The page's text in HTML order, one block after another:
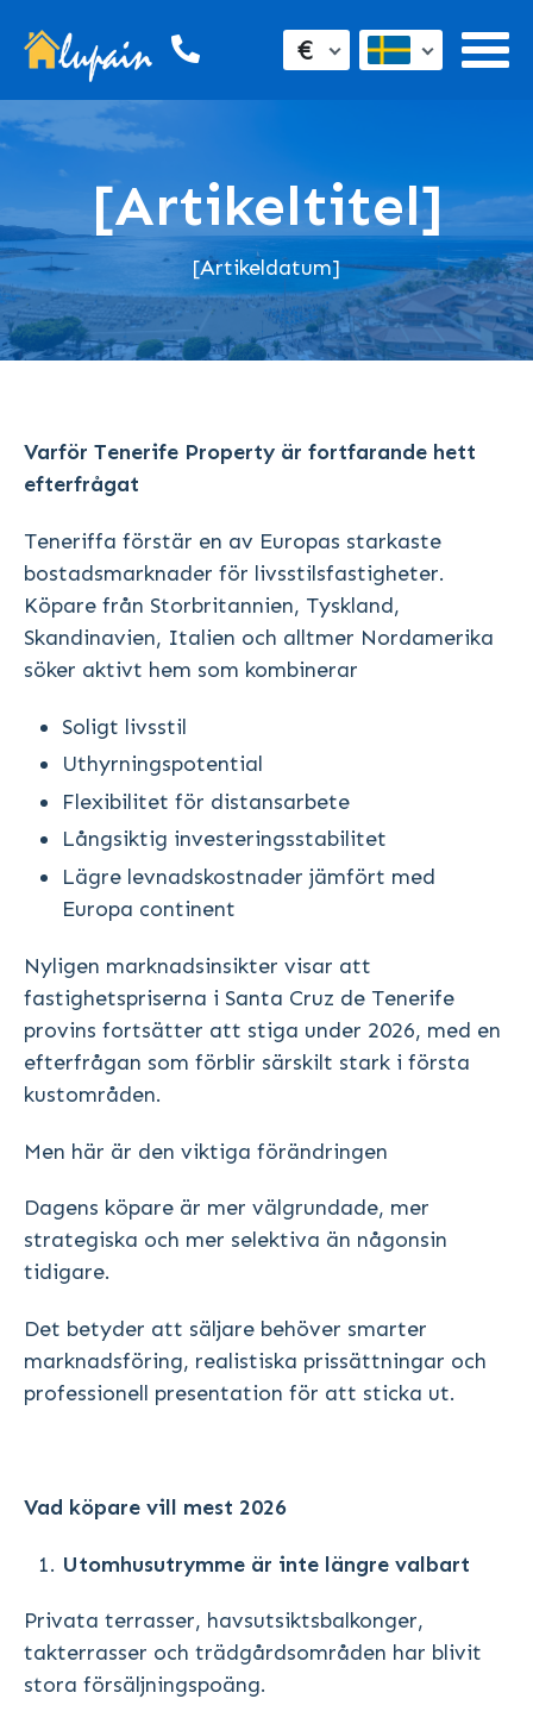
€
[Artikeltitel]
[Artikeldatum]
Varför Tenerife Property är fortfarande hett
efterfrågat
Teneriffa förstär en av Europas starkaste
bostadsmarknader för livsstilsfastigheter.
Köpare från Storbritannien, Tyskland,
Skandinavien, Italien och alltmer Nordamerika
söker aktivt hem som kombinerar
Soligt livsstil
Uthyrningspotential
Flexibilitet för distansarbete
Långsiktig investeringsstabilitet
Lägre levnadskostnader jämfört med
Europa continent
Nyligen marknadsinsikter visar att
fastighetspriserna i Santa Cruz de Tenerife
provins fortsätter att stiga under 2026, med en
efterfrågan som förblir särskilt stark i första
kustområden.
Men här är den viktiga förändringen
Dagens köpare är mer välgrundade, mer
strategiska och mer selektiva än någonsin
tidigare.
Det betyder att säljare behöver smarter
marknadsföring, realistiska prissättningar och
professionell presentation för att sticka ut.
Vad köpare vill mest 2026
Utomhusutrymme är inte längre valbart
Privata terrasser, havsutsiktsbalkonger,
takterrasser och trädgårdsområden har blivit
stora försäljningspoäng.